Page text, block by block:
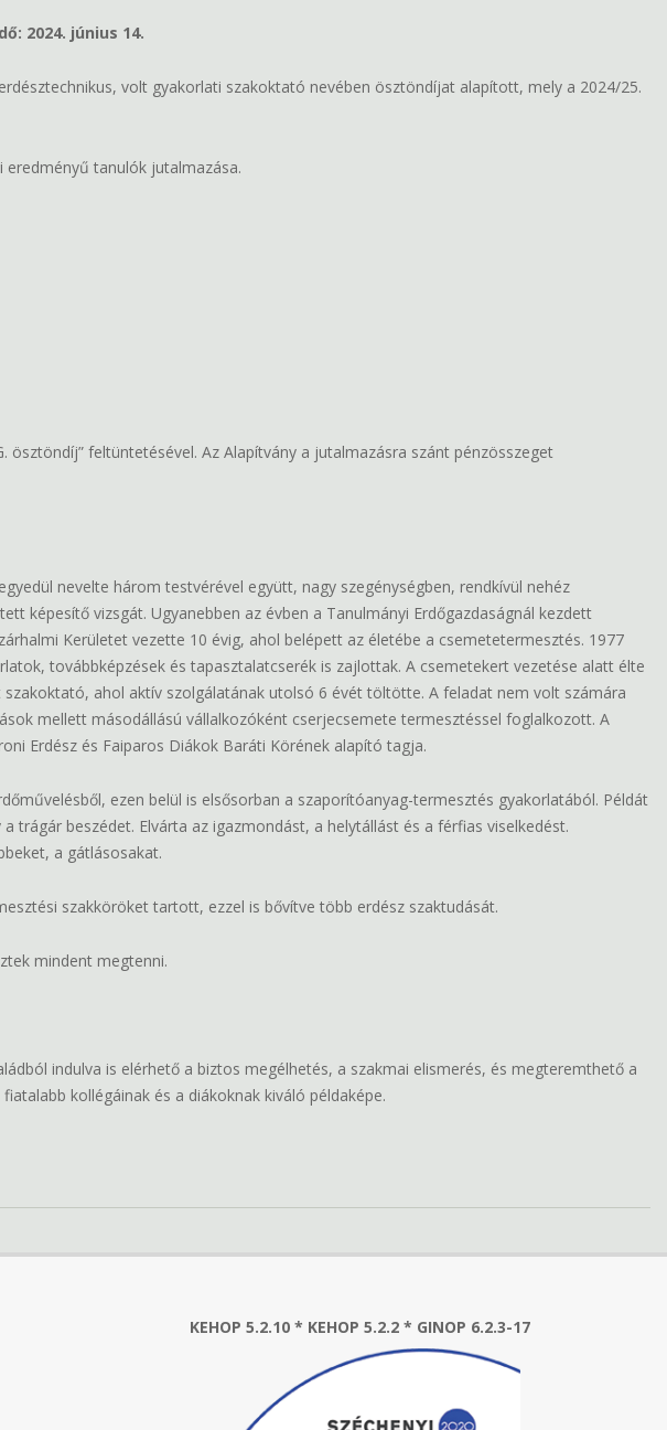
2024. június 14.
volt gyakorlati szakoktató nevében ösztöndíjat alapított, mely a 2024/25.
eredményű tanulók jutalmazása.
feltüntetésével. Az Alapítvány a jutalmazásra szánt pénzösszeget
nevelte három testvérével együtt, nagy szegénységben, rendkívül nehéz
képesítő vizsgát. Ugyanebben az évben a Tanulmányi Erdőgazdaságnál kezdett
Kerületet vezette 10 évig, ahol belépett az életébe a csemetetermesztés. 1977
továbbképzések és tapasztalatcserék is zajlottak. A csemetekert vezetése alatt élte
ahol aktív szolgálatának utolsó 6 évét töltötte. A feladat nem volt számára
mellett másodállású vállalkozóként cserjecsemete termesztéssel foglalkozott. A
Erdész és Faiparos Diákok Baráti Körének alapító tagja.
ezen belül is elsősorban a szaporítóanyag-termesztés gyakorlatából. Példát
beszédet. Elvárta az igazmondást, a helytállást és a férfias viselkedést.
a gátlásosakat.
szakköröket tartott, ezzel is bővítve több erdész szaktudását.
mindent megtenni.
indulva is elérhető a biztos megélhetés, a szakmai elismerés, és megteremthető a
kollégáinak és a diákoknak kiváló példaképe.
KEHOP 5.2.10 * KEHOP 5.2.2 * GINOP 6.2.3-17